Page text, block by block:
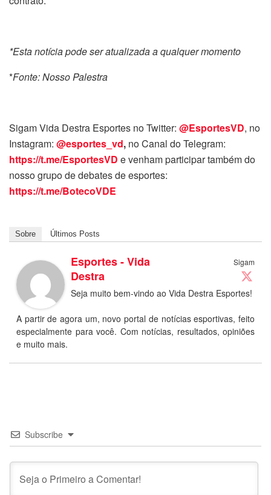
*Esta notícia pode ser atualizada a qualquer momento
*Fonte: Nosso Palestra
Sigam Vida Destra Esportes no Twitter: @EsportesVD, no
Instagram: @esportes_vd, no Canal do Telegram:
https://t.me/EsportesVD e venham participar também do
nosso grupo de debates de esportes:
https://t.me/BotecoVDE
Sobre Últimos Posts
Sigam
Esportes - Vida
Destra
Seja muito bem-vindo ao Vida Destra Esportes!
A partir de agora um, novo portal de notícias esportivas, feito
especialmente para você. Com notícias, resultados, opiniões
e muito mais.
Subscribe